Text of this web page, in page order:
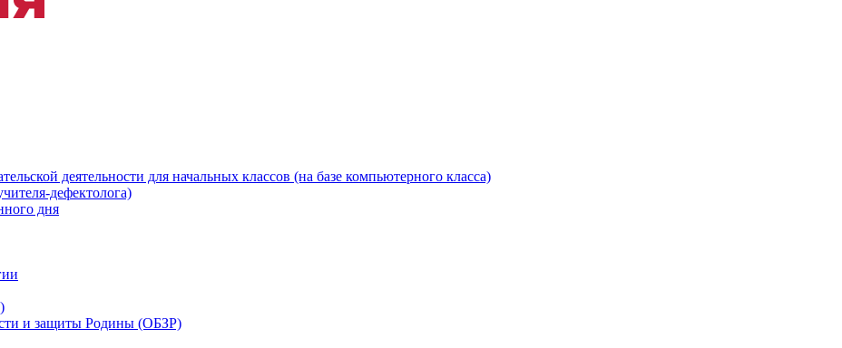
деятельности для начальных классов (на базе компьютерного класса)
дефектолога)
дня
и защиты Родины (ОБЗР)